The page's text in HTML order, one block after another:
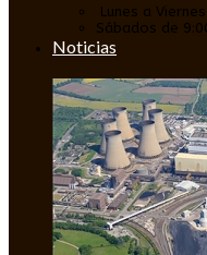
Lunes a
Sábados de
Noticias